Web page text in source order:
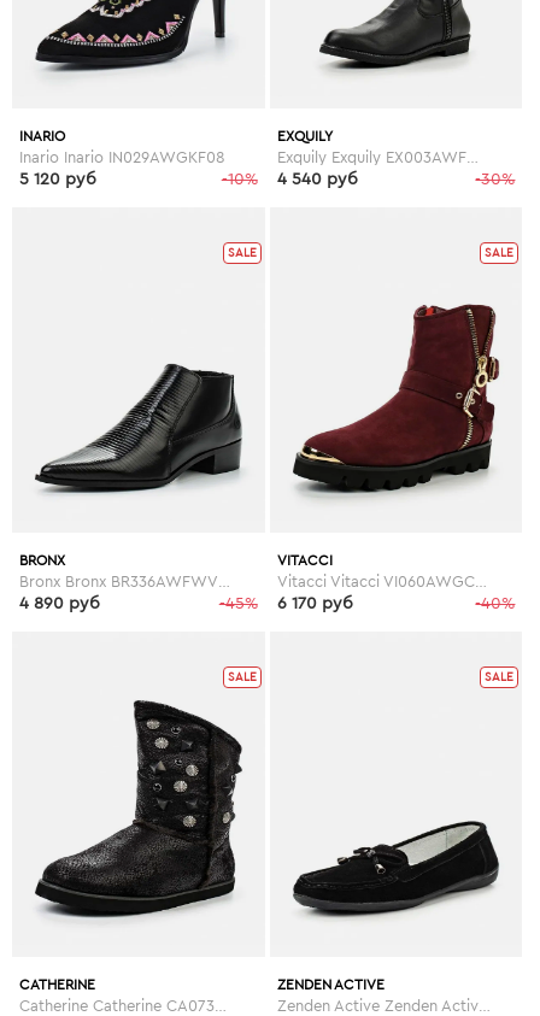
INARIO
Inario Inario IN029AWGKF08
-10%
5 120 руб
EXQUILY
Exquily Exquily EX003AWFWW10
-30%
4 540 руб
SALE
BRONX
-45%
4 890 руб
SALE
VITACCI
Vitacci Vitacci VI060AWGCT76
-40%
6 170 руб
SALE
CATHERINE
SALE
ZENDEN ACTIVE
Zenden Active Zenden Active ZE008AWFYV79